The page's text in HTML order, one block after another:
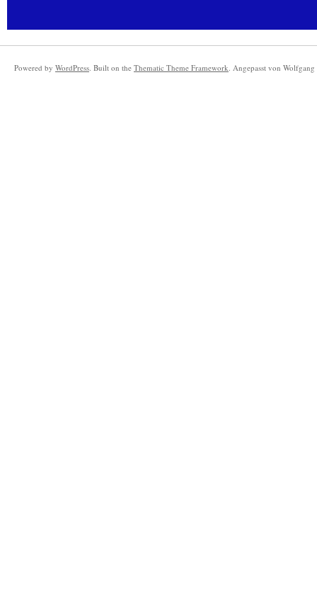
Powered by WordPress. Built on the Thematic Theme Framework. Angepasst von